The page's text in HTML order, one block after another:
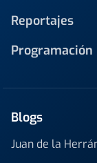
Reportajes
Programación
Blogs
Juan de la